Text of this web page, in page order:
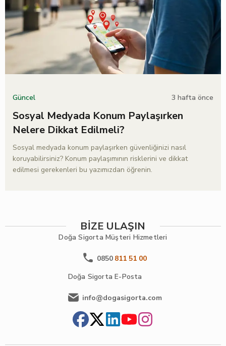
Güncel 3 hafta önce
Sosyal Medyada Konum Paylaşırken
Nelere Dikkat Edilmeli?
Sosyal medyada konum paylaşırken güvenliğinizi nasıl
koruyabilirsiniz? Konum paylaşımının risklerini ve dikkat
edilmesi gerekenleri bu yazımızdan öğrenin.
BİZE ULAŞIN
Doğa Sigorta Müşteri Hizmetleri
0850 811 51 00
Doğa SigortaE-Posta
info@dogasigorta.com